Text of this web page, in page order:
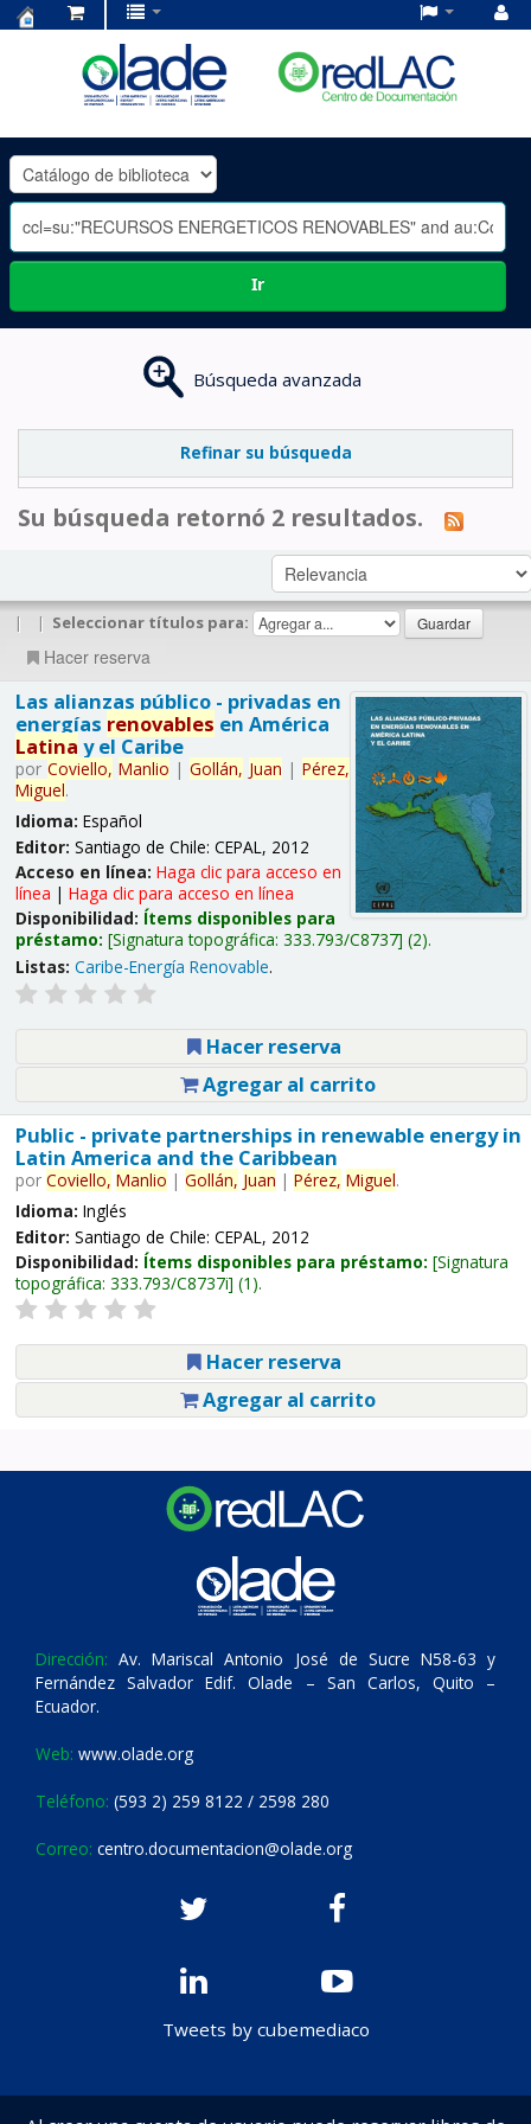
OLADE
-
Ir
Búsqueda avanzada
Refinar su búsqueda
Su búsqueda retornó 2 resultados.
| | Seleccionar títulos para:
Hacer reserva
Las alianzas público - privadas en
energías renovables en América
Latina y el Caribe
por Coviello, Manlio | Gollán, Juan | Pérez,
Miguel.
Idioma: Español
Editor: Santiago de Chile: CEPAL, 2012
Acceso en línea: Haga clic para acceso en
línea | Haga clic para acceso en línea
Disponibilidad: Ítems disponibles para
préstamo: Signatura topográfica: 333.793/C8737 (2).
Listas: Caribe-Energía Renovable.
Hacer reserva
Agregar al carrito
Public - private partnerships in renewable energy in
Latin America and the Caribbean
por Coviello, Manlio | Gollán, Juan | Pérez, Miguel.
Idioma: Inglés
Editor: Santiago de Chile: CEPAL, 2012
Disponibilidad: Ítems disponibles para préstamo: Signatura
topográfica: 333.793/C8737i (1).
Hacer reserva
Agregar al carrito
Dirección: Av. Mariscal Antonio José de Sucre N58-63 y
Fernández Salvador Edif. Olade – San Carlos, Quito –
Ecuador.
Web: www.olade.org
Teléfono: (593 2) 259 8122 / 2598 280
Correo: centro.documentacion@olade.org
Tweets by cubemediaco